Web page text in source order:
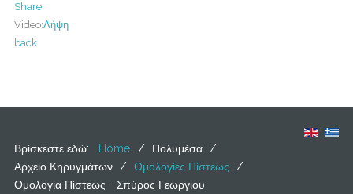
Share
Video:Λήψη
back
Βρίσκεστε εδώ: Home / Πολυμέσα /
Αρχείο Κηρυγμάτων / Ομολογίες Πίστεως /
Ομολογία Πίστεως - Σπύρος Γεωργίου